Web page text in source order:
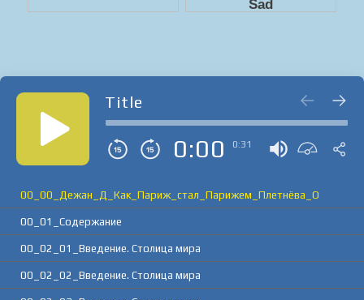
Title
0:00 0:31
00_00_Дежан_Д_Как_Париж_стал_Парижем_Плетнёва_О
00_01_Содержание
00_02_01_Введение. Столица мира
00_02_02_Введение. Столица мира